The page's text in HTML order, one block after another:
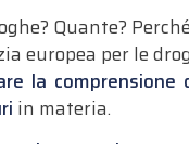
Quante?
europea per le
la
in materia.